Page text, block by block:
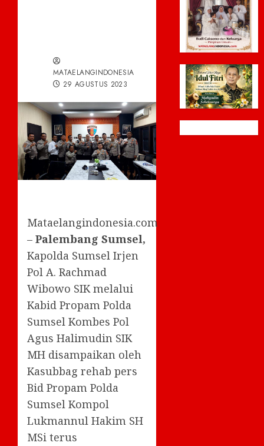
MATAELANGINDONESIA
29 AGUSTUS 2023
Mataelangindonesia.com
– Palembang Sumsel,
Kapolda Sumsel Irjen
Pol A. Rachmad
Wibowo SIK melalui
Kabid Propam Polda
Sumsel Kombes Pol
Agus Halimudin SIK
MH disampaikan oleh
Kasubbag rehab pers
Bid Propam Polda
Sumsel Kompol
Lukmannul Hakim SH
MSi terus